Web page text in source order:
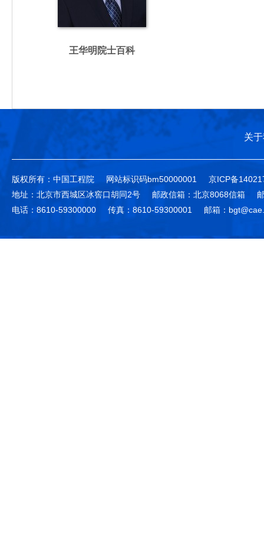
王华明院士百科
关
版权所有：中国工程院 网站标识码bm50000001
京ICP备
地址：北京市西城区冰窖口胡同2号
邮政信箱：北京8068信箱
电话：8610-59300000
传真：8610-59300001 邮箱：